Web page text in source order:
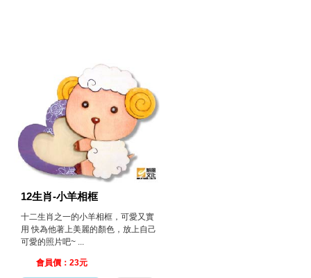
12生肖-小羊相框
十二生肖之一的小羊相框，可愛又實
用 快為他著上美麗的顏色，放上自己
可愛的照片吧~ ...
會員價：23元